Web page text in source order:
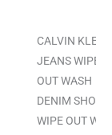
CALVIN KLEIN
JEANS WIPE
OUT WASH
DENIM
WIPE OUT